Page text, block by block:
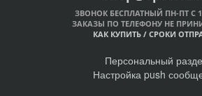
ЗВОНОК БЕСПЛАТНЫЙ ПН-ПТ С
ЗАКАЗЫ ПО ТЕЛЕФОНУ НЕ
КАК КУПИТЬ / СРОКИ
Персональный
Настройка push